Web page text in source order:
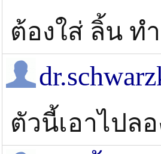
ต้องใส่ ลิ้น ท
ตัวนี้เอาไปล